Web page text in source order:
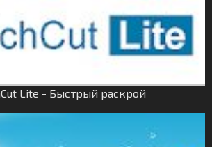
Lite - Быстрый раскрой